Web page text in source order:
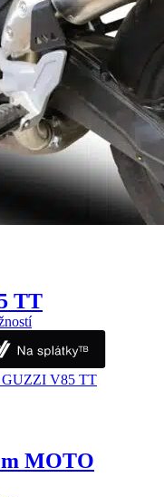
TT
Tento
má
viacero
variantov.
vybrať
na
MOTO